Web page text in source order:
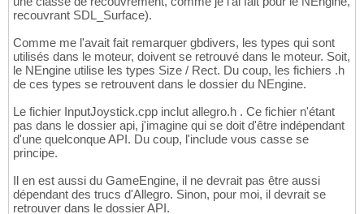
recouvrant SDL_Surface).
Comme me l'avait fait remarquer gbdivers, les types qui sont
utilisés dans le moteur, doivent se retrouvé dans le moteur. Soit,
le NEngine utilise les types Size / Rect. Du coup, les fichiers .h
de ces types se retrouvent dans le dossier du NEngine.
Le fichier InputJoystick.cpp inclut allegro.h . Ce fichier n'étant
pas dans le dossier api, j'imagine qui se doit d'être indépendant
d'une quelconque API. Du coup, l'include vous casse se
principe.
Il en est aussi du GameEngine, il ne devrait pas être aussi
dépendant des trucs d'Allegro. Sinon, pour moi, il devrait se
retrouver dans le dossier API.